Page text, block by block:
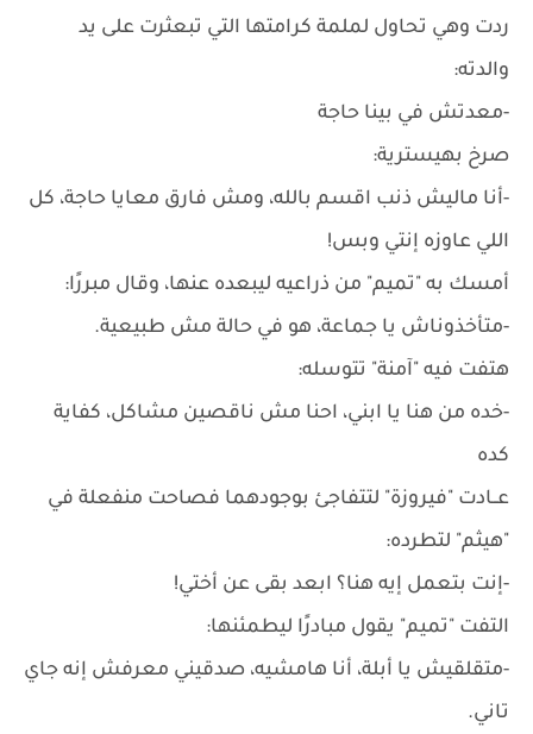
ردت وهي تحاول لملمة كرامتها التي تبعثرت على يد
والدته:
-معدتش في بينا حاجة
صرخ بهيسترية:
-أنا ماليش ذنب اقسم بالله، ومش فارق معايا حاجة، كل
اللي عاوزه إنتي وبس!
أمسك به "تميم" من ذراعيه ليبعده عنها، وقال مبررًا:
-متأخذوناش يا جماعة، هو في حالة مش طبيعية.
هتفت فيه "آمنة" تتوسله:
-خده من هنا يا ابني، احنا مش ناقصين مشاكل، كفاية
كده
عــادت "فيروزة" لتتفاجئ بوجودهما فصاحت منفعلة في
"هيثم" لتطرده:
-إنت بتعمل إيه هنا؟ ابعد بقى عن أختي!
التفت "تميم" يقول مبادرًا ليطمئنها:
-متقلقيش يا أبلة، أنا هامشيه، صدقيني معرفش إنه جاي
تاني.